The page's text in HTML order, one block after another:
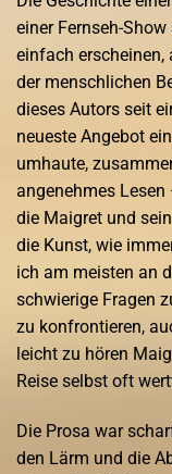
einer Fernseh-
einfach erscheinen,
der menschlichen
dieses Autors seit
neueste Angebot
umhaute,
angenehmes
die Maigret und
die Kunst, wie
ich am meisten an
schwierige Fragen
zu konfrontieren,
leicht zu hören
Reise selbst oft
Die Prosa war
den Lärm und die